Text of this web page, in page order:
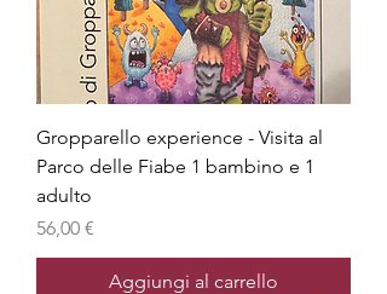
Gropparello experience - Visita al
Parco delle Fiabe 1 bambino e 1
adulto
Prezzo
56,00 €
Aggiungi al carrello